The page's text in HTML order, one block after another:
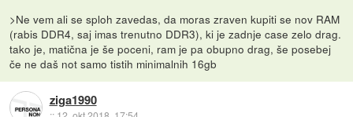
>Ne vem ali se sploh zavedas, da moras zraven kupiti se nov RAM
(rabis DDR4, saj imas trenutno DDR3), ki je zadnje case zelo drag.
tako je, matična je še poceni, ram je pa obupno drag, še posebej
če ne daš not samo tistih minimalnih 16gb
ziga1990